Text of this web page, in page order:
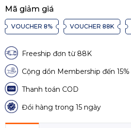
Mã giảm giá
VOUCHER 8% VOUCHER 88K
Freeship đơn từ 88K
Cộng dồn Membership đến 15%
Thanh toán COD
Đổi hàng trong 15 ngày